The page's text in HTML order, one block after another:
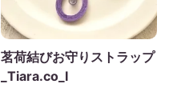
茗荷結びお守りストラップ
_Tiara.co_I